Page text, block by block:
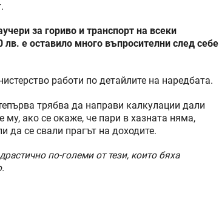
за гориво и транспорт на всеки
е оставило много въпросителни след себе
работи по детайлите на наредбата.
трябва да направи калкулации дали
ако се окаже, че пари в хазната няма,
да се свали прагът на доходите.
по-големи от тези, които бяха